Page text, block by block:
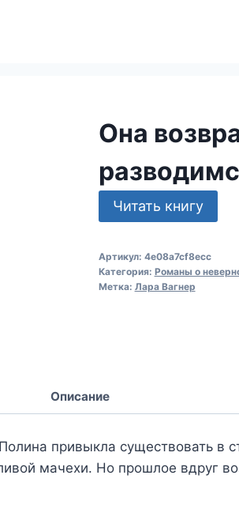
Она
Читать книгу
Артикул: 4e08a7cf8ecc
Категория: Романы о
Метка: Лара Вагнер
Описание
привыкла существовать в
мачехи. Но прошлое вдруг